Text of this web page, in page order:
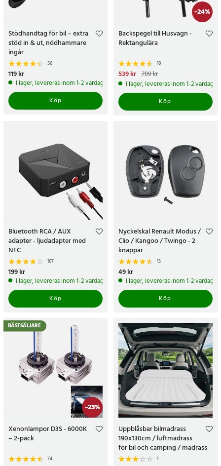
Stödhandtag för bil – extra
stöd in & ut, nödhammare
ingår
56
Pris:119 kr
119 kr
I lager, levereras inom 1-2 vardagar
Köp
-24%
Backspegel till Husvagn -
Rektangulära
18
Nuvarande pris
pris:709 kr
539 kr 709 kr
I lager, levereras inom 1-2 vardagar
Köp
Bluetooth RCA / AUX
adapter - ljudadapter med
NFC
167
Pris:199 kr
199 kr
I lager, levereras inom 1-2 vardagar
Köp
Nyckelskal Renault Modus /
Clio / Kangoo / Twingo - 2
knappar
15
Pris:49 kr
49 kr
I lager, levereras inom 1-2 vardagar
Köp
-23%
BÄSTSÄLJARE
Xenonlampor D3S - 6000K
– 2-pack
74
Uppblåsbar bilmadrass
190x130cm / luftmadrass
för bil och camping / madrass
till baksäte / resesäng med
1